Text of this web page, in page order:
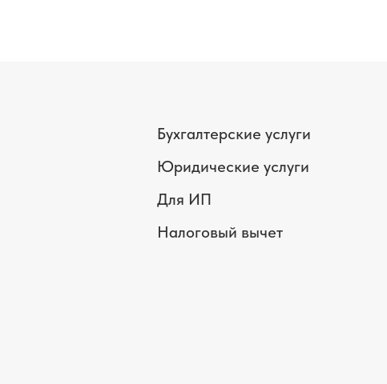
Бухгалтерские услуги
Юридические услуги
Для ИП
Налоговый вычет